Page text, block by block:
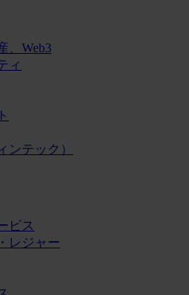
、Web3
ィ
ンテック）
ビス
レジャー